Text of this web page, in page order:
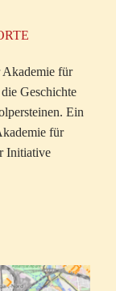
Akademie für
Geschichte
Ein
für
Initiative